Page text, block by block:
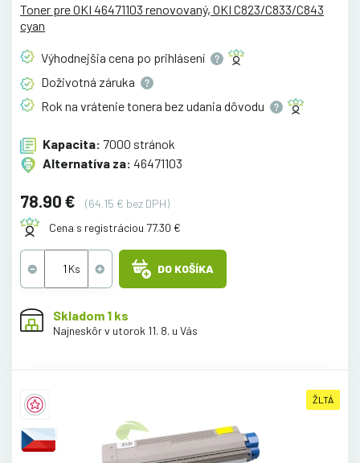
Toner pre OKI 46471103 renovovaný, OKI C823/C833/C843
cyan
Výhodnejšia cena po prihlásení
Doživotná záruka
Rok na vrátenie tonera bez udania dôvodu
Kapacita: 7000 stránok
Alternatíva za: 46471103
78.90 €
(64.15 € bez DPH)
Cena s registráciou 77.30 €
DO KOŠÍKA
Skladom 1 ks
Najneskôr v utorok 11. 8. u Vás
ŽLTÁ